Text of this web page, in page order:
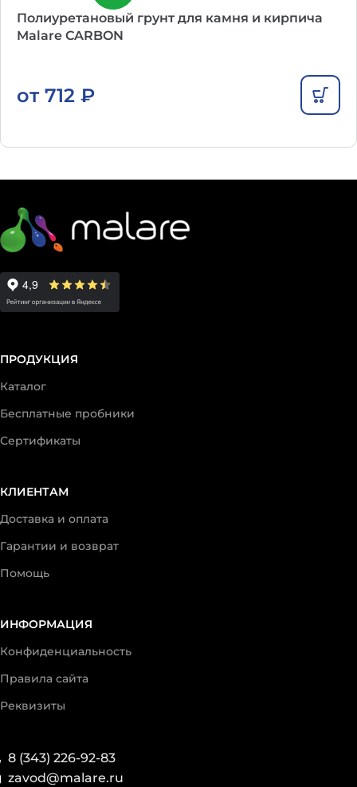
Полиуретановый грунт для камня и кирпича
Malare CARBON
от 712 ₽
ПРОДУКЦИЯ
Каталог
Бесплатные пробники
Сертификаты
КЛИЕНТАМ
Доставка и оплата
Гарантии и возврат
Помощь
ИНФОРМАЦИЯ
Конфиденциальность
Правила сайта
Реквизиты
8 (343) 226-92-83
zavod@malare.ru